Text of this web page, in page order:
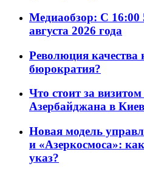
Медиаобзор: С 16:00
августа 2026 года
Революция
бюрократия?
Что стоит за
Азербайджана в
Новая модель
и «Азеркосмоса»:
указ?